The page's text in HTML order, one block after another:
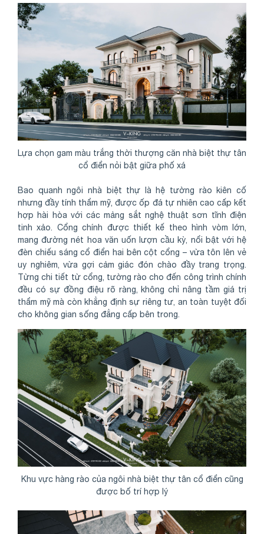
Lựa chọn gam màu trắng thời thượng căn nhà biệt thự tân
cổ điển nỏi bật giữa phố xá
Bao quanh ngôi nhà biệt thự là hệ tường rào kiên cố
nhưng đầy tính thẩm mỹ, được ốp đá tự nhiên cao cấp kết
hợp hài hòa với các mảng sắt nghệ thuật sơn tĩnh điện
tinh xảo. Cổng chính được thiết kế theo hình vòm lớn,
mang đường nét hoa văn uốn lượn cầu kỳ, nổi bật với hệ
đèn chiếu sáng cổ điển hai bên cột cổng – vừa tôn lên vẻ
uy nghiêm, vừa gợi cảm giác đón chào đầy trang trọng.
Từng chi tiết từ cổng, tường rào cho đến công trình chính
đều có sự đồng điệu rõ ràng, không chỉ nâng tầm giá trị
thẩm mỹ mà còn khẳng định sự riêng tư, an toàn tuyệt đối
cho không gian sống đẳng cấp bên trong.
Khu vực hàng rào của ngôi nhà biệt thự tân cổ điển cũng
được bố trí hợp lý